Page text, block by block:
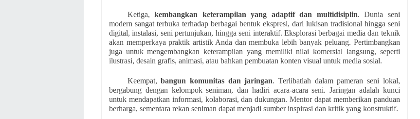
Ketiga,kembangkan keterampilan yang adaptif dan multidisiplin. Dunia seni
modern sangat terbuka terhadap berbagai bentuk ekspresi, dari lukisan tradisional hingga seni
digital, instalasi, seni pertunjukan, hingga seni interaktif. Eksplorasi berbagai media dan teknik
akan memperkaya praktik artistik Anda dan membuka lebih banyak peluang. Pertimbangkan
juga untuk mengembangkan keterampilan yang memiliki nilai komersial langsung, seperti
ilustrasi, desain grafis, animasi, atau bahkan pembuatan konten visual untuk media sosial.
Keempat,bangun komunitas dan jaringan. Terlibatlah dalam pameran seni lokal,
bergabung dengan kelompok seniman, dan hadiri acara-acara seni. Jaringan adalah kunci
untuk mendapatkan informasi, kolaborasi, dan dukungan. Mentor dapat memberikan panduan
berharga, sementara rekan seniman dapat menjadi sumber inspirasi dan kritik yang konstruktif.